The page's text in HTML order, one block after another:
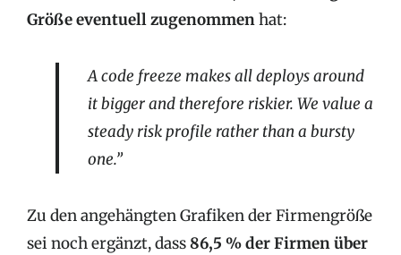
Größe eventuell zugenommenhat:
A code freeze makes all deploys around
it bigger and therefore riskier. We value a
steady risk profile rather than a bursty
one.”
Zu den angehängten Grafiken der Firmengröße
sei noch ergänzt, dass86,5 % der Firmen über